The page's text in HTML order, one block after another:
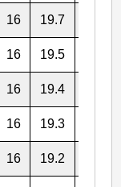
16 19.7
16 19.5
16 19.4
16 19.3
16 19.2